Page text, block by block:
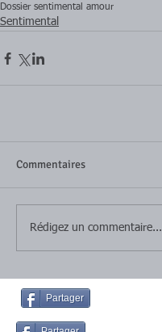
Dossier sentimental amour
Sentimental
Commentaires
Rédigez un commentaire...
Partager